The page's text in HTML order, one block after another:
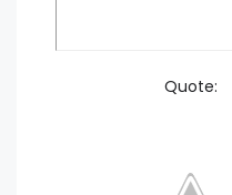
Quote: